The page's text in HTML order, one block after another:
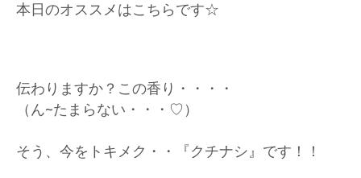
本日のオススメはこちらです☆
伝わりますか？この香り・・・・
（ん~たまらない・・・♡）
そう、今をトキメク・・『クチナシ』です！！